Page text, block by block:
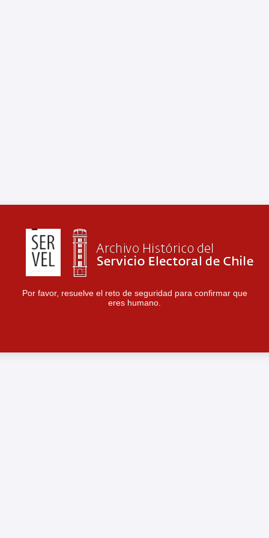
Por favor, resuelve el reto de seguridad para confirmar que
eres humano.